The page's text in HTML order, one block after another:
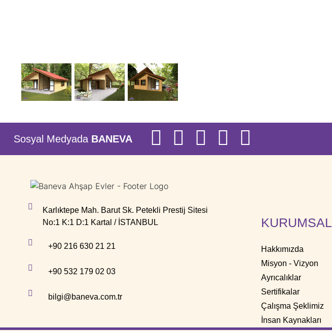
Sosyal Medyada BANEVA
Karlıktepe Mah. Barut Sk. Petekli Prestij Sitesi
No:1 K:1 D:1 Kartal / İSTANBUL
+90 216 630 21 21
+90 532 179 02 03
bilgi@baneva.com.tr
KURUMSAL
Hakkımızda
Misyon - Vizyon
Ayrıcalıklar
Sertifikalar
Çalışma Şeklimiz
İnsan Kaynakları